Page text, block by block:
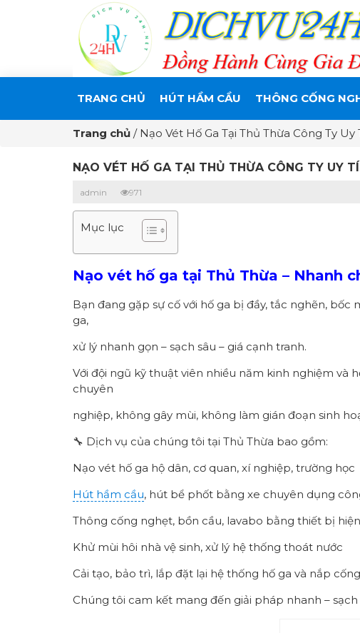
TRANG CHỦ HÚT HẦM CẦU THÔNG CỐNG
Trang chủ / Nạo Vét Hố Ga Tại Thủ Thừa Công Ty
NẠO VÉT HỐ GA TẠI THỦ THỪA CÔNG TY UY
admin 971
Mục lục
Nạo vét hố ga tại Thủ Thừa – Nhanh
Bạn đang gặp sự cố với hố ga bị đầy, tắc nghẽn,
ga,
xử lý nhanh gọn – sạch sâu – giá cạnh tranh.
Với đội ngũ kỹ thuật viên nhiều năm kinh nghiệm
chuyên
nghiệp, không gây mùi, không làm gián đoạn sinh
🔧 Dịch vụ của chúng tôi tại Thủ Thừa bao gồm:
Nạo vét hố ga hộ dân, cơ quan, xí nghiệp, trường học
Hút hầm cầu, hút bể phốt bằng xe chuyên dụng
Thông cống nghẹt, bồn cầu, lavabo bằng thiết bị
Khử mùi hôi nhà vệ sinh, xử lý hệ thống thoát nước
Cải tạo, bảo trì, lắp đặt lại hệ thống hố ga và nắp cống
Chúng tôi cam kết mang đến giải pháp nhanh –